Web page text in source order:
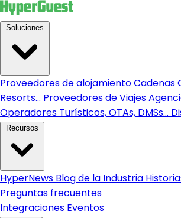
Proveedores de alojamientoCadenas
Resorts... Proveedores de Viajes
Operadores Turísticos, OTAs, DMSs...
HyperNews Blog de la Industria
Preguntas frecuentes
Integraciones Eventos